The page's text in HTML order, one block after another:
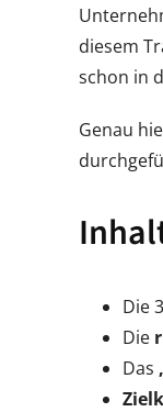
diesem
schon in
Genau
Die
Die
Das